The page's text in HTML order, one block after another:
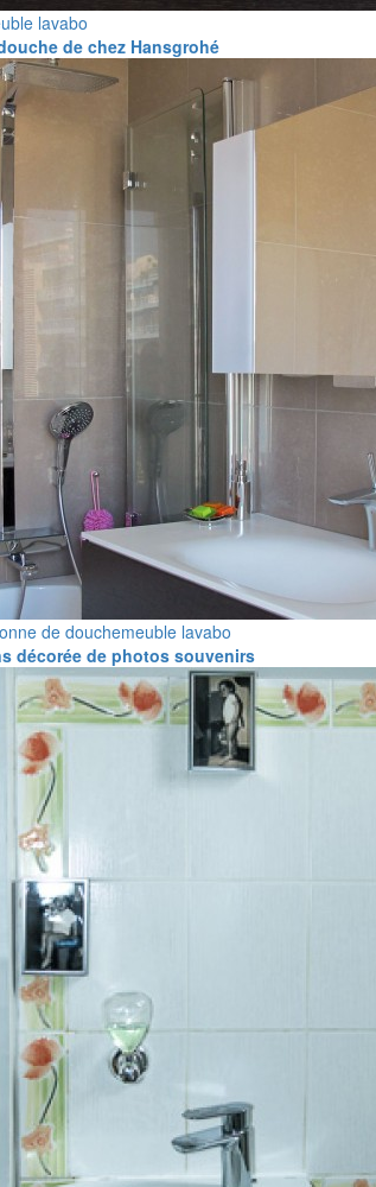
lavabo
de chez Hansgrohé
de douchemeuble lavabo
décorée de photos souvenirs